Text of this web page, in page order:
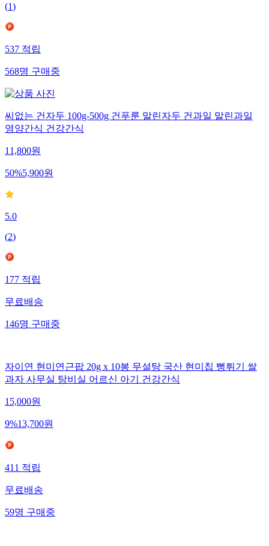
(1)
537적립
568명구매중
씨없는 건자두 100g-500g 건푸룬 말린자두 건과일 말린과일
영양간식 건강간식
11,800원
50%5,900원
5.0
(2)
177적립
무료배송
146명구매중
자이연 현미연근팝 20g x 10봉 무설탕 국산 현미칩 뻥튀기 쌀
과자 사무실 탕비실 어르신 아기 건강간식
15,000원
9%13,700원
411적립
무료배송
59명구매중